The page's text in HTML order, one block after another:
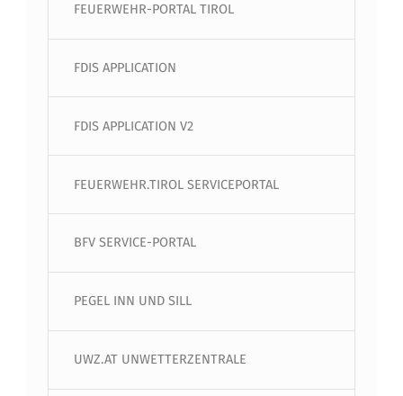
FEUERWEHR-PORTAL TIROL
FDIS APPLICATION
FDIS APPLICATION V2
FEUERWEHR.TIROL SERVICEPORTAL
BFV SERVICE-PORTAL
PEGEL INN UND SILL
UWZ.AT UNWETTERZENTRALE